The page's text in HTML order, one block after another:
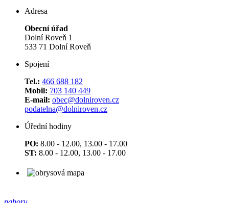
Adresa
Obecní úřad
Dolní Roveň 1
533 71 Dolní Roveň
Spojení
Tel.: 466 688 182
Mobil: 703 140 449
E-mail: obec@dolniroven.cz
podatelna@dolniroven.cz
Úřední hodiny
PO: 8.00 - 12.00, 13.00 - 17.00
ST: 8.00 - 12.00, 13.00 - 17.00